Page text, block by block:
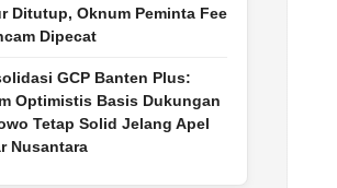
Ditutup, Oknum Peminta Fee
Dipecat
GCP Banten Plus:
Optimistis Basis Dukungan
Tetap Solid Jelang Apel
Nusantara